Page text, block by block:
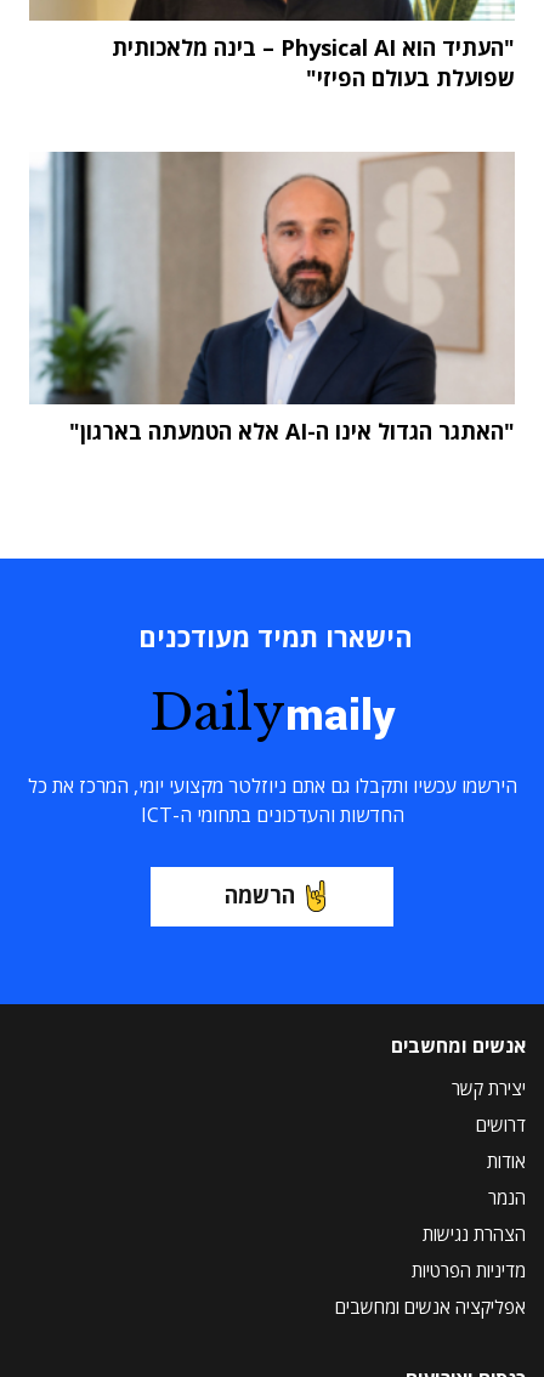
"העתיד הוא Physical AI – בינה מלאכותית
שפועלת בעולם הפיזי"
"האתגר הגדול אינו ה-AI אלא הטמעתה בארגון"
הישארו תמיד מעודכנים
Dailymaily
הירשמו עכשיו ותקבלו גם אתם ניוזלטר מקצועי יומי, המרכז את כל
החדשות והעדכונים בתחומי ה-ICT
הרשמה
אנשים ומחשבים
יצירת קשר
דרושים
אודות
הנמר
הצהרת נגישות
מדיניות הפרטיות
אפליקציה אנשים ומחשבים